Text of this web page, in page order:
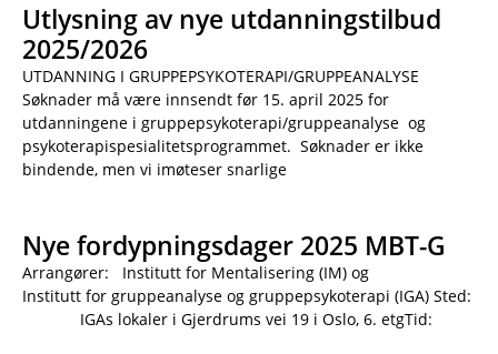
Utlysning av nye utdanningstilbud
2025/2026
UTDANNING I GRUPPEPSYKOTERAPI/GRUPPEANALYSE
Søknader må være innsendt før 15. april 2025 for
utdanningene i gruppepsykoterapi/gruppeanalyse og
psykoterapispesialitetsprogrammet. Søknader er ikke
bindende, men vi imøteser snarlige
Nye fordypningsdager 2025 MBT-G
Arrangører: Institutt for Mentalisering (IM) og
Institutt for gruppeanalyse og gruppepsykoterapi (IGA) Sted:
IGAs lokaler i Gjerdrums vei 19 i Oslo, 6. etgTid: